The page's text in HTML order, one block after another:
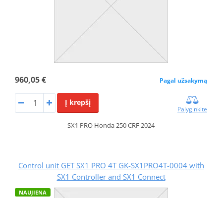
960,05 € Pagal užsakymą
Į krepšį
Palyginkite
SX1 PRO Honda 250 CRF 2024
Control unit GET SX1 PRO 4T GK-SX1PRO4T-0004 with
SX1 Controller and SX1 Connect
NAUJIENA